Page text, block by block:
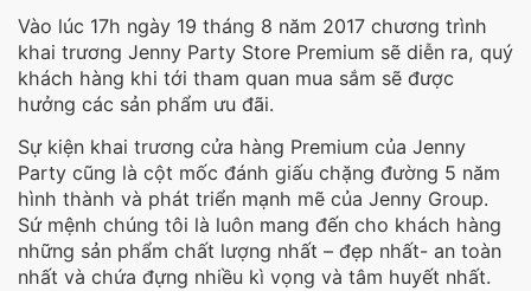
Vào lúc 17h ngày 19 tháng 8 năm 2017 chương trình
khai trương Jenny Party Store Premium sẽ diễn ra, quý
khách hàng khi tới tham quan mua sắm sẽ được
hưởng các sản phẩm ưu đãi.
Sự kiện khai trương cửa hàng Premium của Jenny
Party cũng là cột mốc đánh giấu chặng đường 5 năm
hình thành và phát triển mạnh mẽ của Jenny Group.
Sứ mệnh chúng tôi là luôn mang đến cho khách hàng
những sản phẩm chất lượng nhất – đẹp nhất- an toàn
nhất và chứa đựng nhiều kì vọng và tâm huyết nhất.